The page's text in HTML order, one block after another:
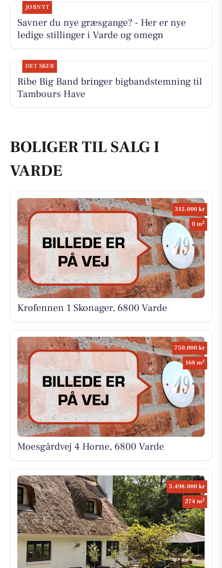
JOBNYT
Savner du nye græsgange? - Her er nye
ledige stillinger i Varde og omegn
DET SKER
Ribe Big Band bringer bigbandstemning til
Tambours Have
BOLIGER TIL SALG I
VARDE
315.000 kr
0 m2
Krofennen 1 Skonager, 6800 Varde
750.000 kr
168 m2
Moesgårdvej 4 Horne, 6800 Varde
3.498.000 kr
274 m2